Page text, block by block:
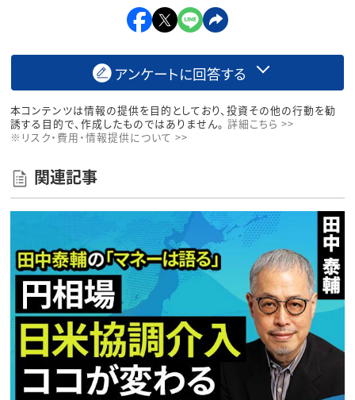
アンケートに回答する
本コンテンツは情報の提供を目的としており、投資その他の行動を勧
誘する目的で、作成したものではありません。 詳細こちら >>
※リスク・費用・情報提供について >>
関連記事